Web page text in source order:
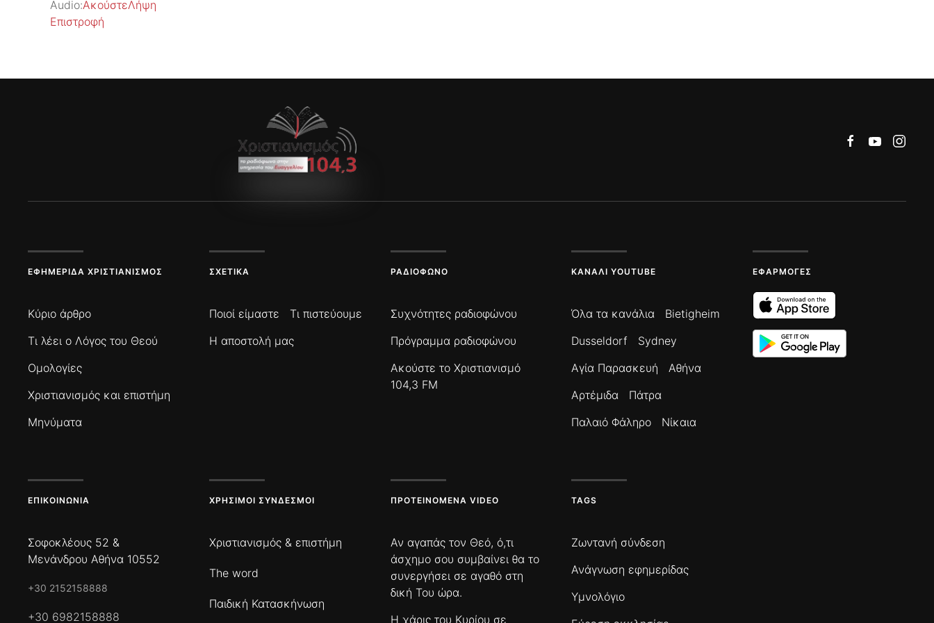
Audio:ΑκούστεΛήψη
Επιστροφή
ΕΦΗΜΕΡΊΔΑ ΧΡΙΣΤΙΑΝΙΣΜΌΣ
Κύριο άρθρο
Τι λέει ο Λόγος του Θεού
Ομολογίες
Χριστιανισμός και επιστήμη
Μηνύματα
ΣΧΕΤΙΚΆ
Ποιοί είμαστε
Τι πιστεύουμε
Η αποστολή μας
ΡΑΔΙΌΦΩΝΟ
Συχνότητες ραδιοφώνου
Πρόγραμμα ραδιοφώνου
Ακούστε το Χριστιανισμό
104,3 FM
ΚΑΝΆΛΙ YOUTUBE
Όλα τα κανάλια
Bietigheim
Dusseldorf
Sydney
Αγία Παρασκευή
Αθήνα
Αρτέμιδα
Πάτρα
Παλαιό Φάληρο
Νίκαια
ΕΦΑΡΜΟΓΈΣ
ΕΠΙΚΟΙΝΩΝΊΑ
Σοφοκλέους 52 &
Μενάνδρου Αθήνα 10552
+30 2152158888
+30 6982158888
ΧΡΉΣΙΜΟΙ ΣΎΝΔΕΣΜΟΙ
Χριστιανισμός & επιστήμη
The word
Παιδική Κατασκήνωση
ΠΡΟΤΕΙΝΌΜΕΝΑ VIDEO
Αν αγαπάς τον Θεό, ό,τι
άσχημο σου συμβαίνει θα το
συνεργήσει σε αγαθό στη
δική Του ώρα.
Η χάρις του Κυρίου σε
TAGS
Ζωντανή σύνδεση
Ανάγνωση εφημερίδας
Υμνολόγιο